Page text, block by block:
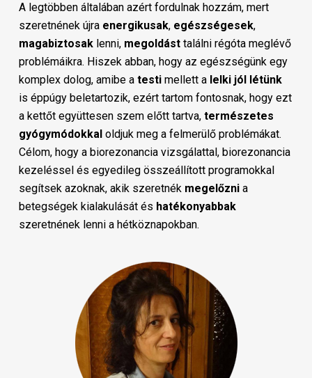
A legtöbben általában azért fordulnak hozzám, mert
szeretnének újra energikusak, egészségesek,
magabiztosak lenni, megoldást találni régóta meglévő
problémáikra. Hiszek abban, hogy az egészségünk egy
komplex dolog, amibe a testi mellett a lelki jól létünk
is éppúgy beletartozik, ezért tartom fontosnak, hogy ezt
a kettőt együttesen szem előtt tartva, természetes
gyógymódokkal oldjuk meg a felmerülő problémákat.
Célom, hogy a biorezonancia vizsgálattal, biorezonancia
kezeléssel és egyedileg összeállított programokkal
segítsek azoknak, akik szeretnék megelőzni a
betegségek kialakulását és hatékonyabbak
szeretnének lenni a hétköznapokban.